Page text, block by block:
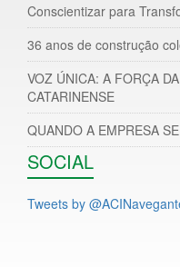
Conscientizar para
36 anos de construção
VOZ ÚNICA: A FORÇA
CATARINENSE
QUANDO A EMPRESA
SOCIAL
Tweets by